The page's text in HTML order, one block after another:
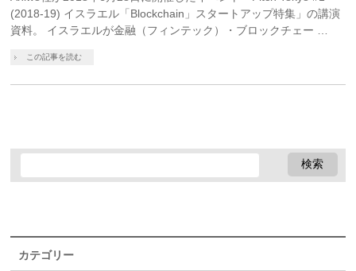
(2018-19) イスラエル「Blockchain」スタートアップ特集」の講演
資料。 イスラエルが金融（フィンテック）・ブロックチェー …
この記事を読む
カテゴリー